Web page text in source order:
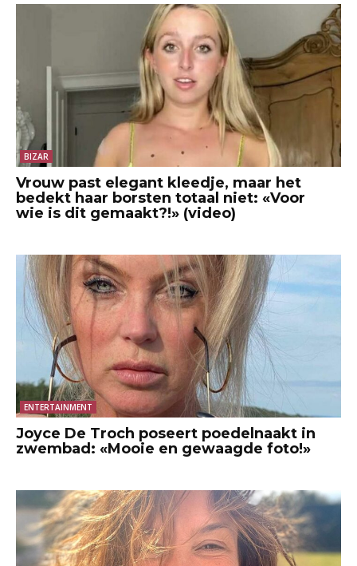
BIZAR
Vrouw past elegant kleedje, maar het
bedekt haar borsten totaal niet: «Voor
wie is dit gemaakt?!» (video)
ENTERTAINMENT
Joyce De Troch poseert poedelnaakt in
zwembad: «Mooie en gewaagde foto!»